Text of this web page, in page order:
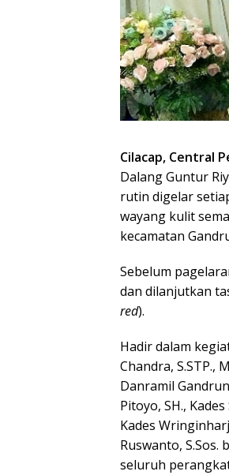
Cilacap, Central
Dalang Guntur
rutin digelar
wayang kulit
kecamatan
Sebelum
dan dilanjutkan
red).
Hadir dalam
Chandra, S.STP.,
Danramil
Pitoyo, SH.,
Kades
Ruswanto, S.Sos.
seluruh